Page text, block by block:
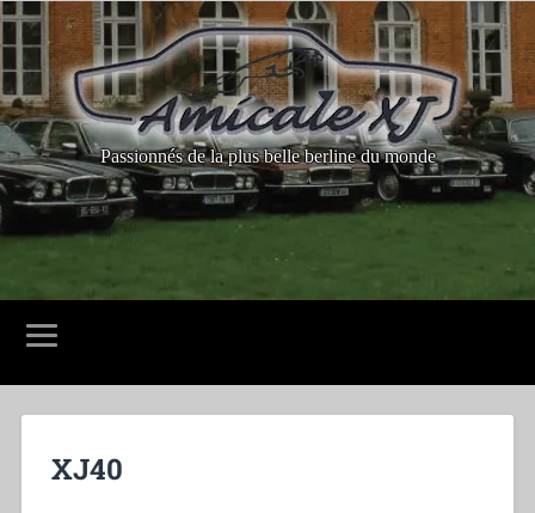
Passionnés de la plus belle berline du monde
XJ40